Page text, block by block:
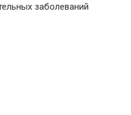
заболеваний